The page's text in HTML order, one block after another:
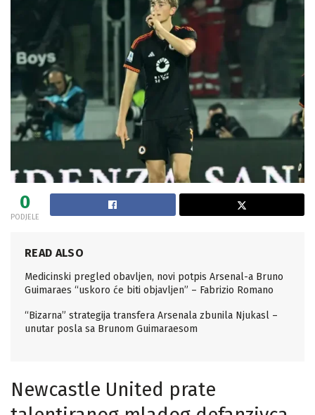
0
PODJELE
READ ALSO
Medicinski pregled obavljen, novi potpis Arsenal-a Bruno
Guimaraes “uskoro će biti objavljen” – Fabrizio Romano
“Bizarna” strategija transfera Arsenala zbunila Njukasl –
unutar posla sa Brunom Guimaraesom
Newcastle United prate